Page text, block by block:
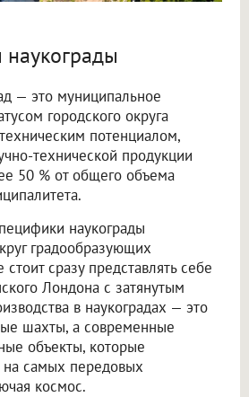
— это муниципальное
городского округа
потенциалом,
технической продукции
50 % от общего объема
наукограды
градообразующих
сразу представлять себе
Лондона с затянутым
в наукоградах — это
шахты, а современные
объекты, которые
на самых передовых
космос.